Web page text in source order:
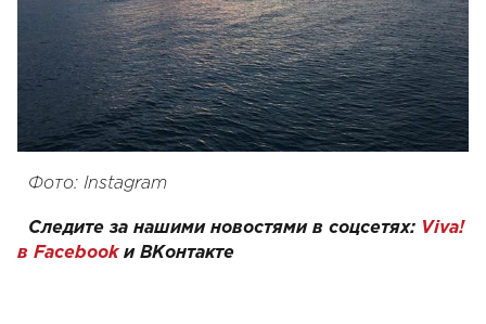
Фото: Instagram
Следите за нашими новостями в соцсетях: Viva!
в Facebookи ВКонтакте